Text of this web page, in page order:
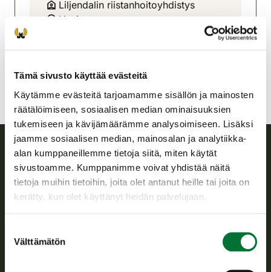
Tämä sivusto käyttää evästeitä
Käytämme evästeitä tarjoamamme sisällön ja mainosten
räätälöimiseen, sosiaalisen median ominaisuuksien
tukemiseen ja kävijämäärämme analysoimiseen. Lisäksi
jaamme sosiaalisen median, mainosalan ja analytiikka-
alan kumppaneillemme tietoja siitä, miten käytät
sivustoamme. Kumppanimme voivat yhdistää näitä
tietoja muihin tietoihin, joita olet antanut heille tai joita on
kerätty, kun olet käyttänyt heidän palvelujaan.
valinta
Välttämätön
Liljendalin riistanhoitoyhdistys
Uusimaa
liljendal@rhy.riista.fi
Suomen riistakeskus
Suomen riistakeskus edistää kestävää riistataloutta, tukee